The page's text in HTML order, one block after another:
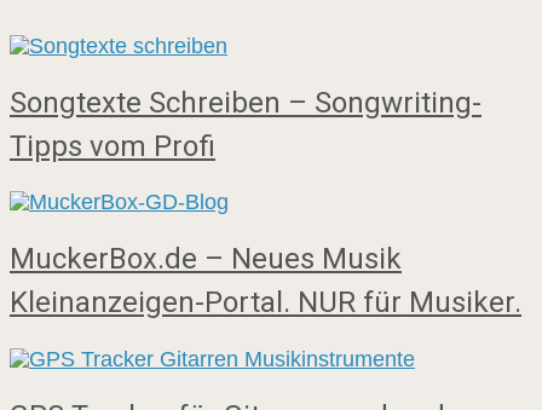
Songtexte Schreiben – Songwriting-
Tipps vom Profi
MuckerBox.de – Neues Musik
Kleinanzeigen-Portal. NUR für Musiker.